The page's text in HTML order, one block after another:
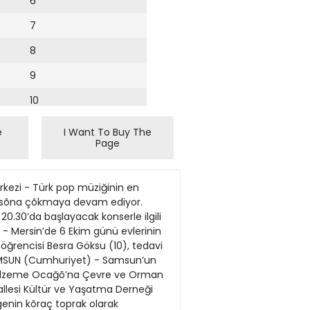
7
8
9
10
14
15
16
17
18
I Want To Buy The
Page
Ankara Şube- si ayrõca etkinliğe üzerinde “Cumhuriyet An- kara Günleri’nde birlikteyiz” yazõlõ çelenk de gönderdi. Etkinliği ilk günü, Gramafoncu Ali’nin hazõrladõğõ taş plak dinletisi ile başladõ. Etkinliğin ilk gününde çocuklar da unutulma- dõ. Çocuklar, Ali Nihat Yavşan önderliğinde Tiyatro Pembe Kurbağa tarafõndan hazõrlanan animasyon gösterisini izledi. Tiyatro Pembe Kur- bağa’nõn gösterisinin ardõndan “Ankara’nın Başkent Oluşu” isimli film gösterimi gerçek- leştirildi. Etkinliğin ilk gününde ayrõca karma resim sergisi ile “Ankara’nın Bina Kimlikle- ri” konulu fotoğraf sergisinin açõlõşõ gerçek- leştirildi. Öte yandan Ankara Valisi Kemal Önal baş- kanlõğõnda, 4. Kolordu Komutanõ ve Garnizon Komutanõ Korgeneral Mehmet Emin Alpman, Ankara Anakent Belediye Başkanõ Melih Gök- çek ve beraberindekiler, seğmenler, 85. yõl ne- deniyle Anõtkabir’i ziyaret etti. E T K İ N L İ K L E R D E B U G Ü N ? 12.30-13.30: Gramafoncu Ali - Taş Plak Dinletisi, ? 16.00-17.00: Dinleti - HÜ Ankara Devlet Konservatuvarõ, ? 17.00-19.00: Nu- ray Bayraktar - “Ankara’da Kent Demokrasisi” konulu söyle- şi, H. Gül Güven - “Ankara’da Mimarlık” konulu söyleşi. Çocuklar unutulmadı.Gramofon dinletisi. Esnaf Ahilik Kültürü haftasını kutluyor Haber Merkezi - Türk esnaf ve sanatkârõna yön vererek esnaf teş- kilatõnõn kurulmasõna öncülük eden Akhi Evran Veli adõna 13-19 Ekim tarihleri arasõnda gerçekleş- tirilen “Ahilik Kültürü Hafta- sı”, yurt genelinde düzenlenen çe- şitli etkinliklerle kutlanõyor. Haf- ta nedeniyle Başbakan Recep Tay- yip Erdoğan ve TBMM Başkanõ Köksal Toptan birer mesaj ya- yõnladõ. İSTANBUL’da Taksim Cum- huriyet Anõtõ’nda düzenlenen tö- renle başlayan hafta, 19 Ekim’e dek sürecek. Etkinlikler kapsamõnda Beyazõt- Sultanahmet arasõnda Ahi yürüyüşü ve TRT sanatçõsõ Gülcan Kaya Aralık’õn konseri gerçek- leştirildi. ANKARA Esnaf ve Sanatkârla Odalarõ Birliği’nde gerçekleştirilen etkinlikte Ahilik geleneğinin ya- şatõlmasõ gerektiği vurgulandõ. İZMİR’de İzmir’de esnaf örgü- tü ilk olarak Cumhuriyet Ala- nõ’ndaki Atatürk Anõtõ’na çelenk koydu. Topluluk daha sonra Ke- meraltõ girişinde kurulan eski mes- leklerle ilgili standlarõ ve Kemeraltõ esnafõnõ ziyar